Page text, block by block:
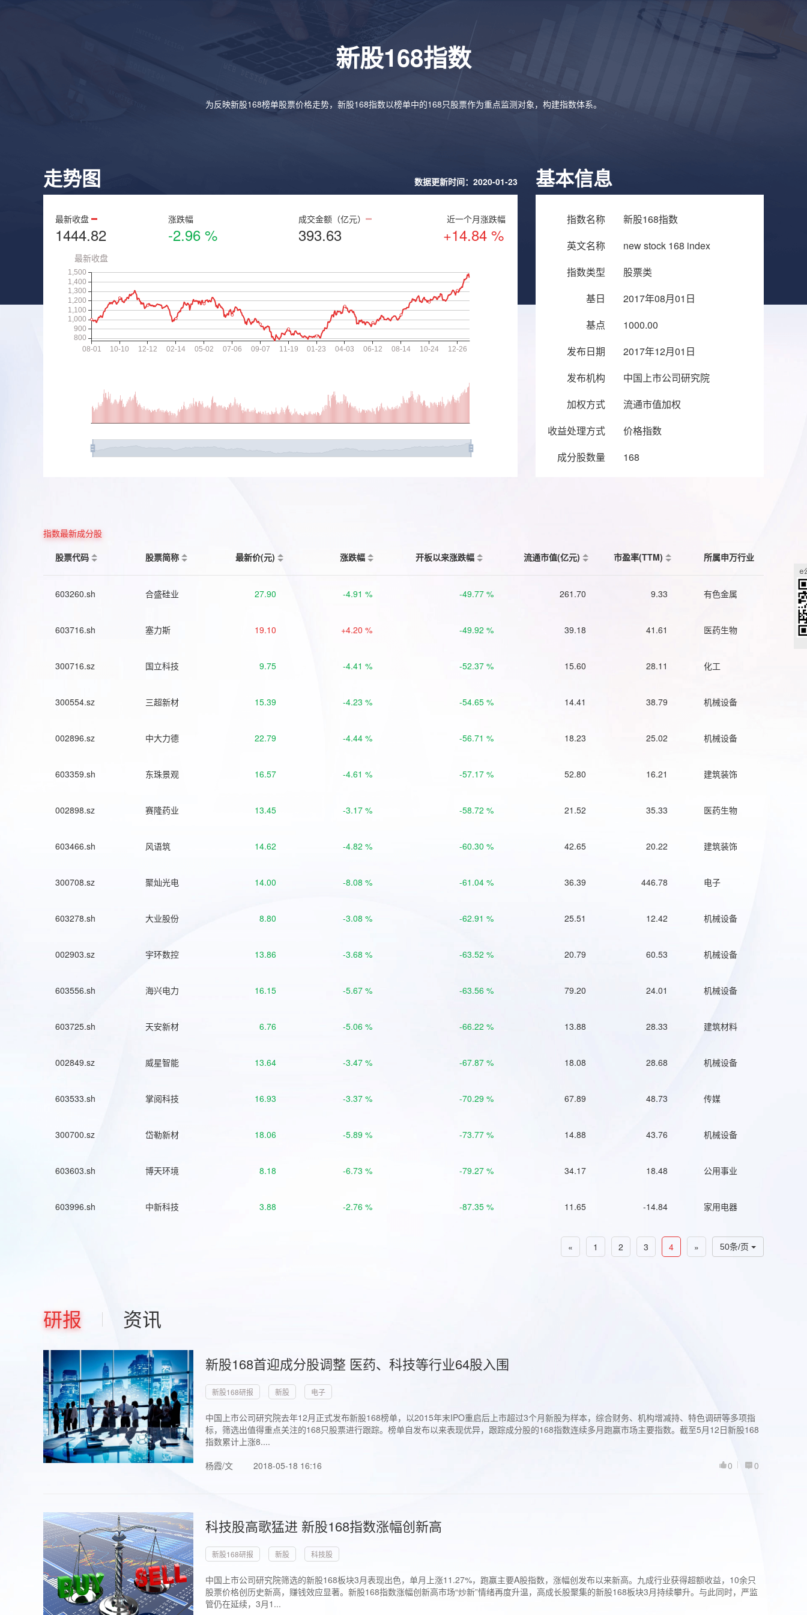
新股168指数
为反映新股168榜单股票价格走势，新股168指数以榜单中的168只股票作为重点监测对象，构建指数体系。
走势图 数据更新时间：2020-01-23
最新收盘
1444.82
涨跌幅
-2.96 %
成交金额（亿元）
393.63
近一个月涨跌幅
+14.84 %
基本信息
指数名称
新股168指数
英文名称
new stock 168 index
指数类型
股票类
基日
2017年08月01日
基点
1000.00
发布日期
2017年12月01日
发布机构
中国上市公司研究院
加权方式
流通市值加权
收益处理方式
价格指数
成分股数量
168
指数最新成分股
股票代码
股票简称 最新价(元) 涨跌幅 开板以来涨跌幅 流通市值(亿元) 市盈率(TTM) 所属申万行业
603260.sh 合盛硅业 27.90 -4.91 % -49.77 % 261.70 9.33 有色金属
603716.sh 塞力斯 19.10 +4.20 % -49.92 % 39.18 41.61 医药生物
300716.sz 国立科技 9.75 -4.41 % -52.37 % 15.60 28.11 化工
300554.sz 三超新材 15.39 -4.23 % -54.65 % 14.41 38.79 机械设备
002896.sz 中大力德 22.79 -4.44 % -56.71 % 18.23 25.02 机械设备
603359.sh 东珠景观 16.57 -4.61 % -57.17 % 52.80 16.21 建筑装饰
002898.sz 赛隆药业 13.45 -3.17 % -58.72 % 21.52 35.33 医药生物
603466.sh 风语筑 14.62 -4.82 % -60.30 % 42.65 20.22 建筑装饰
300708.sz 聚灿光电 14.00 -8.08 % -61.04 % 36.39 446.78 电子
603278.sh 大业股份 8.80 -3.08 % -62.91 % 25.51 12.42 机械设备
002903.sz 宇环数控 13.86 -3.68 % -63.52 % 20.79 60.53 机械设备
603556.sh 海兴电力 16.15 -5.67 % -63.56 % 79.20 24.01 机械设备
603725.sh 天安新材 6.76 -5.06 % -66.22 % 13.88 28.33 建筑材料
002849.sz 威星智能 13.64 -3.47 % -67.87 % 18.08 28.68 机械设备
603533.sh 掌阅科技 16.93 -3.37 % -70.29 % 67.89 48.73 传媒
300700.sz 岱勒新材 18.06 -5.89 % -73.77 % 14.88 43.76 机械设备
603603.sh 博天环境 8.18 -6.73 % -79.27 % 34.17 18.48 公用事业
603996.sh 中新科技 3.88 -2.76 % -87.35 % 11.65 -14.84 家用电器
50条/页
« 1 2 3 4 »
研报 资讯
新股168首迎成分股调整 医药、科技等行业64股入围
新股168研报 新股 电子
中国上市公司研究院去年12月正式发布新股168榜单，以2015年末IPO重启后上市超过3个月新股为样本，综合财务、机构增减持、特色调研等多项指
标，筛选出值得重点关注的168只股票进行跟踪。榜单自发布以来表现优异，跟踪成分股的168指数连续多月跑赢市场主要指数。截至5月12日新股168
指数累计上涨8....
杨霞/文
2018-05-18 16:16 0
0
科技股高歌猛进 新股168指数涨幅创新高
新股168研报 新股 科技股
中国上市公司研究院筛选的新股168板块3月表现出色，单月上涨11.27%，跑赢主要A股指数，涨幅创发布以来新高。九成行业获得超额收益，10余只
股票价格创历史新高，赚钱效应显著。新股168指数涨幅创新高市场“炒新”情绪再度升温，高成长股聚集的新股168板块3月持续攀升。与此同时，严监
管仍在延续，3月1...